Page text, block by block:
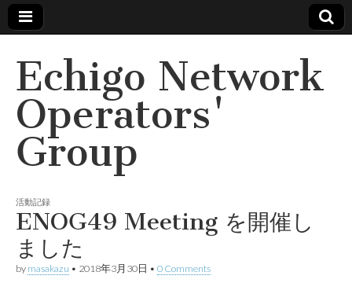
Echigo Network
Operators'
Group
活動記録
ENOG49 Meeting を開催し
ました
by masakazu • 2018年3月30日 • 0 Comments